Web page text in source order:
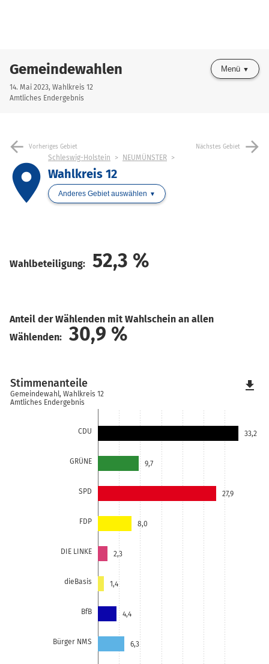
Gemeindewahlen
14. Mai 2023, Wahlkreis 12
Amtliches Endergebnis
Menü
arrow_back Vorheriges Gebiet Nächstes Gebiet arrow_forward
place
Schleswig-Holstein NEUMÜNSTER
Wahlkreis 12
Anderes Gebiet auswählen
Wahlbeteiligung: 52,3 %
Anteil der Wählenden mit Wahlschein an allen
Wählenden:
30,9 %
CDU
GRÜNE
SPD
FDP
DIE LINKE
dieBasis
BfB
Bürger NMS
33,2
9,7
27,9
8,0
2,3
1,4
4,4
6,3
Stimmenanteile
Gemeindewahl, Wahlkreis 12
Amtliches Endergebnis
file_download